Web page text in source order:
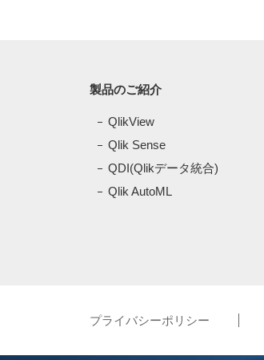
製品のご紹介
QlikView
Qlik Sense
QDI(Qlikデータ統合)
Qlik AutoML
プライバシーポリシー